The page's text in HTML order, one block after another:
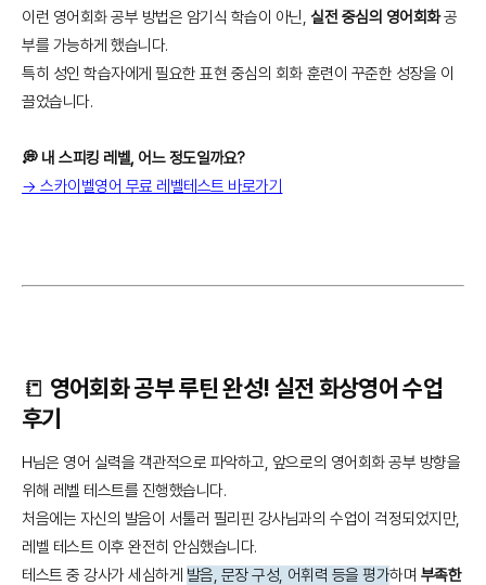
이런 영어회화 공부 방법은 암기식 학습이 아닌,실전 중심의 영어회화공
부를 가능하게 했습니다.
특히 성인 학습자에게 필요한 표현 중심의 회화 훈련이 꾸준한 성장을 이
끌었습니다.
💭 내 스피킹 레벨, 어느 정도일까요?
→ 스카이벨영어 무료 레벨테스트 바로가기
📒 영어회화 공부 루틴 완성! 실전 화상영어 수업
후기
H님은 영어 실력을 객관적으로 파악하고, 앞으로의 영어회화 공부 방향을
위해 레벨 테스트를 진행했습니다.
처음에는 자신의 발음이 서툴러 필리핀 강사님과의 수업이 걱정되었지만,
레벨 테스트 이후 완전히 안심했습니다.
테스트 중 강사가 세심하게 발음, 문장 구성, 어휘력 등을 평가하며 부족한